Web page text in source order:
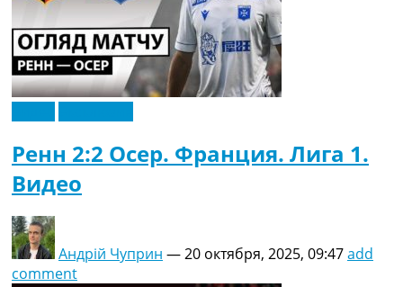
Categories
Главная
Новости футбола
Видео
Трансферы
Новости футбола Украины
Последние комментарии
Конкурс прогнозов
Логин
Рейтинги
Турниры
Чемпионат Мира
Ренн 2:2 Осер. Франция. Лига 1.
Видео
Андрій Чуприн —20 октября, 2025, 09:47add
comment